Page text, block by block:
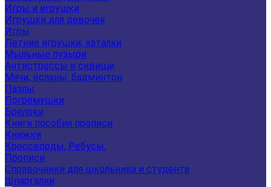
Игры и игрушки
Игрушки для девочек
Игры
Летние игрушки, каталки
Мыльные пузыри
Антистрессы и сквиши
Мячи, воланы, бадминтон
Пазлы
Погремушки
Брелоки
Книги пособия прописи
Книжки
Кроссворды, Ребусы.
Прописи
Справочники для школьника и студента
Шпаргалки